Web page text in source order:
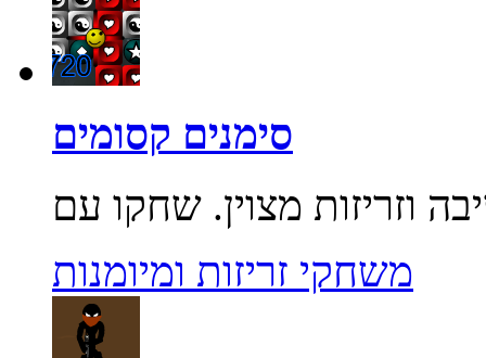
סימנים קסומים
משחקי זריזות ומיומנות